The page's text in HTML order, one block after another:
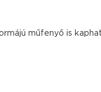
műfenyő is